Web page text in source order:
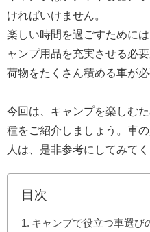
ければいけません。
楽しい時間を過ごすために
ャンプ用品を充実させる必
荷物をたくさん積める車が必
今回は、キャンプを楽しむ
種をご紹介しましょう。車
人は、是非参考にしてみてく
目次
キャンプで役立つ車選び